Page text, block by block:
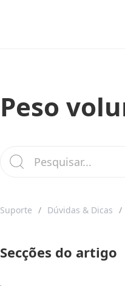
Peso
Suporte Dúvidas & Dicas
Secções do artigo